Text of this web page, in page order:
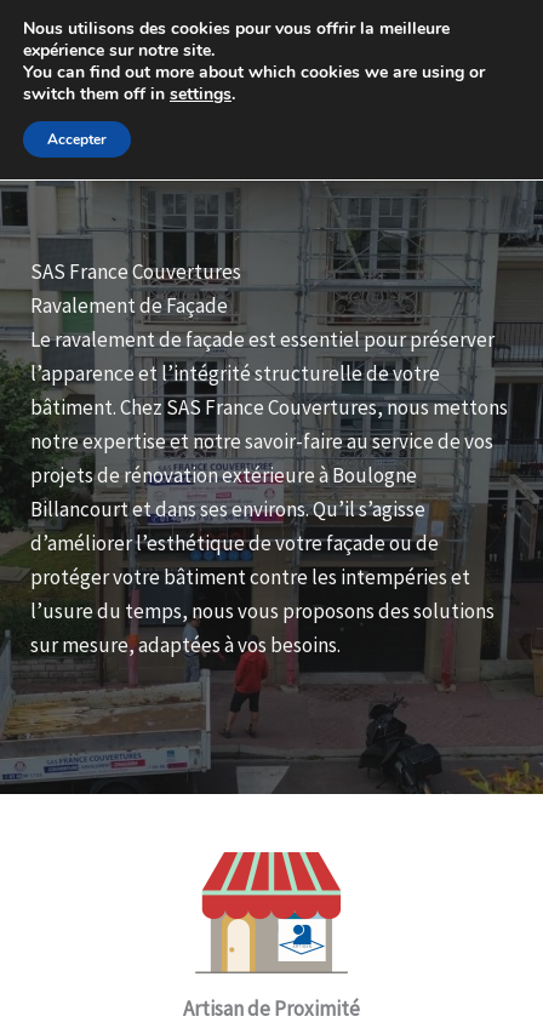
Aller
contenu
SAS France Couvertures
Ravalement de Façade
Le ravalement de façade est essentiel pour préserver
l’apparence et l’intégrité structurelle de votre
bâtiment. Chez SAS France Couvertures, nous mettons
notre expertise et notre savoir-faire au service de vos
projets de rénovation extérieure à Boulogne
Billancourt et dans ses environs. Qu’il s’agisse
d’améliorer l’esthétique de votre façade ou de
protéger votre bâtiment contre les intempéries et
l’usure du temps, nous vous proposons des solutions
sur mesure, adaptées à vos besoins.
Artisan de Proximité
Nous utilisons des cookies pour vous offrir la meilleure
expérience sur notre site.
You can find out more about which cookies we are using or
switch them off in settings.
Accepter